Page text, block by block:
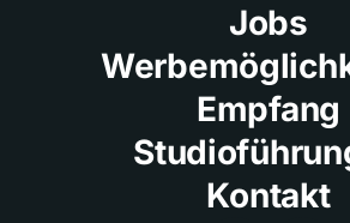
Jobs
Empfang
Kontakt